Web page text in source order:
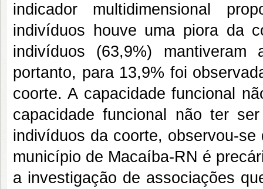
indicador multidimensional
indivíduos houve uma piora da
indivíduos (63,9%)
portanto, para 13,9% foi
coorte. A capacidade funcional
capacidade funcional não ter
indivíduos da coorte, observou-
município de Macaíba-RN é
a investigação de associações